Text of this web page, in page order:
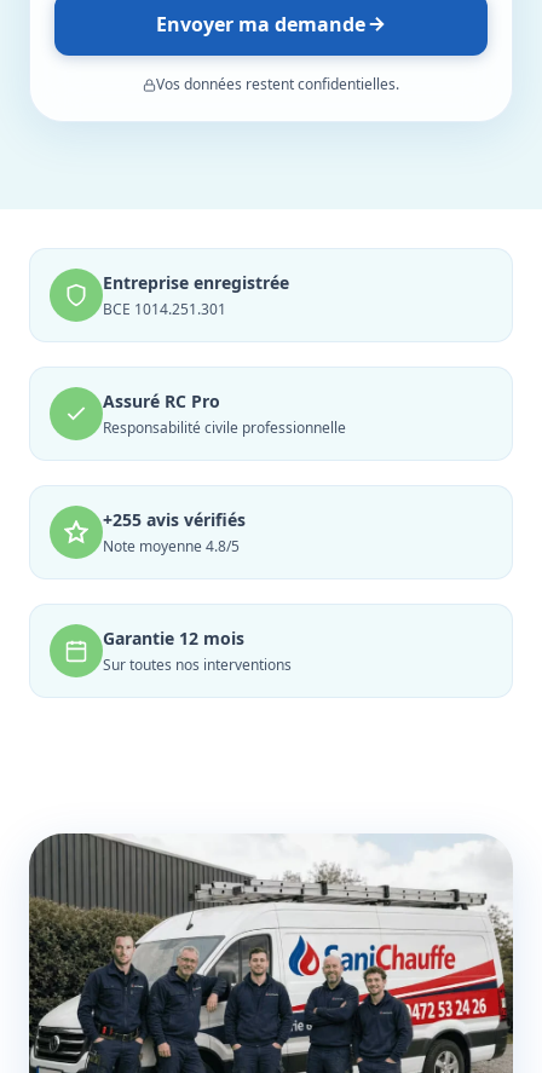
Envoyer ma demande
Vos données restent confidentielles.
Entreprise enregistrée
BCE 1014.251.301
Assuré RC Pro
Responsabilité civile professionnelle
+255 avis vérifiés
Note moyenne 4.8/5
Garantie 12 mois
Sur toutes nos interventions